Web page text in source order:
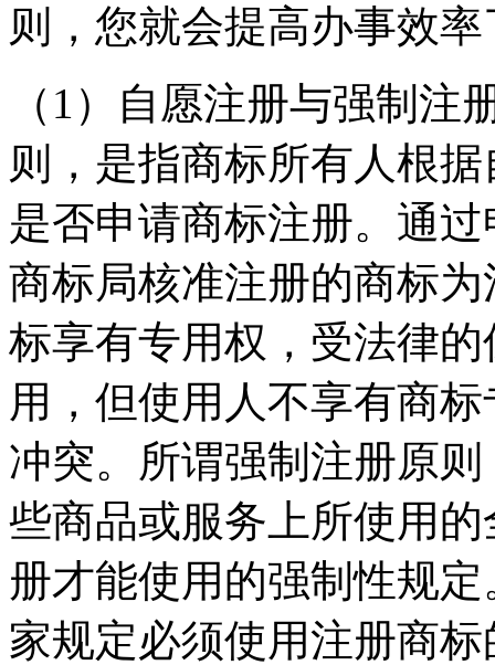
则，您就会提高办事效
（1）自愿注册与强制
则，是指商标所有人根
是否申请商标注册。通
商标局核准注册的商标
标享有专用权，受法律
用，但使用人不享有商
冲突。所谓强制注册原
些商品或服务上所使用
册才能使用的强制性规
家规定必须使用注册商